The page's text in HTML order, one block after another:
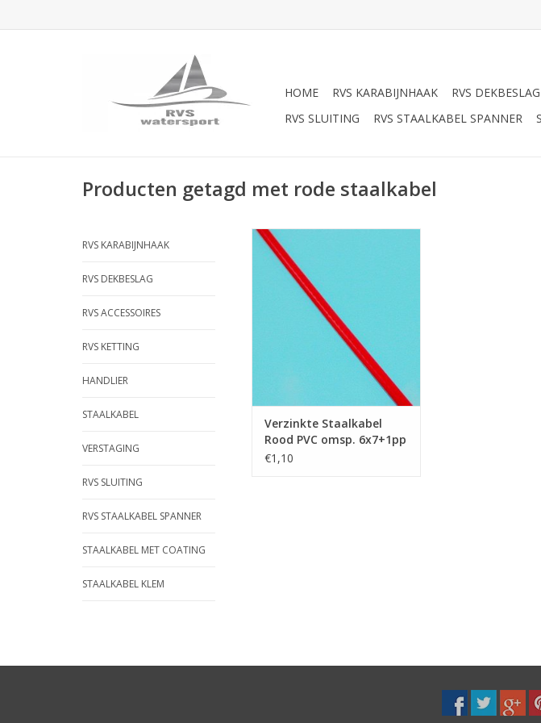
HOME RVS KARABIJNHAAK RVS DEKBESLAG
RVS SLUITING
RVS STAALKABEL SPANNER
Producten getagd met rode staalkabel
RVS KARABIJNHAAK
RVS DEKBESLAG
RVS ACCESSOIRES
RVS KETTING
HANDLIER
STAALKABEL
VERSTAGING
RVS SLUITING
RVS STAALKABEL SPANNER
STAALKABEL MET COATING
STAALKABEL KLEM
omspoten 6x7+1 pp,Noodstop
kabel, geschikt voor afzettingen,
afzetdraad,diameter 2x3mm en
3x5mm,omspoten staalkabel.
TOEVOEGEN AAN WINKELWAGEN
Verzinkte Staalkabel
Rood PVC omsp. 6x7+1pp
per mtr.
€1,10